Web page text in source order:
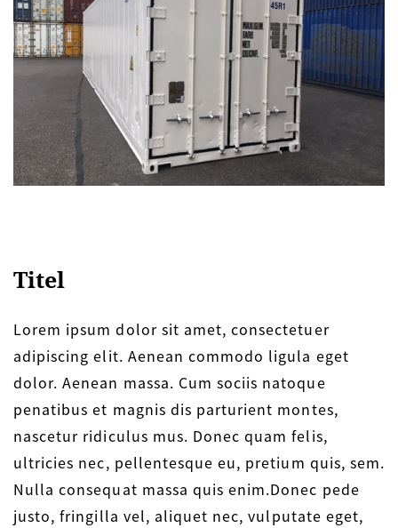
Titel
Lorem ipsum dolor sit amet, consectetuer
adipiscing elit. Aenean commodo ligula eget
dolor. Aenean massa. Cum sociis natoque
penatibus et magnis dis parturient montes,
nascetur ridiculus mus. Donec quam felis,
ultricies nec, pellentesque eu, pretium quis, sem.
Nulla consequat massa quis enim.Donec pede
justo, fringilla vel, aliquet nec, vulputate eget,